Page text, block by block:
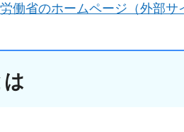
働省のホームページ（外部サ